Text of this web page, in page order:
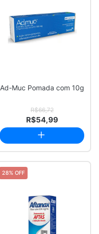
Ad-Muc Pomada com 10g
R$66,72
R$54,99
28% OFF